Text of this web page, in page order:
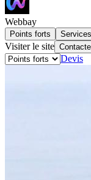
Webbay
Points forts Services
Visiter le site
Devis